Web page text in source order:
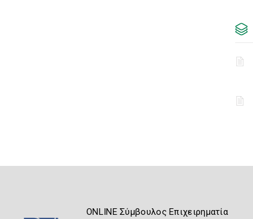
ONLINE Σύμβουλος Επιχειρηματία